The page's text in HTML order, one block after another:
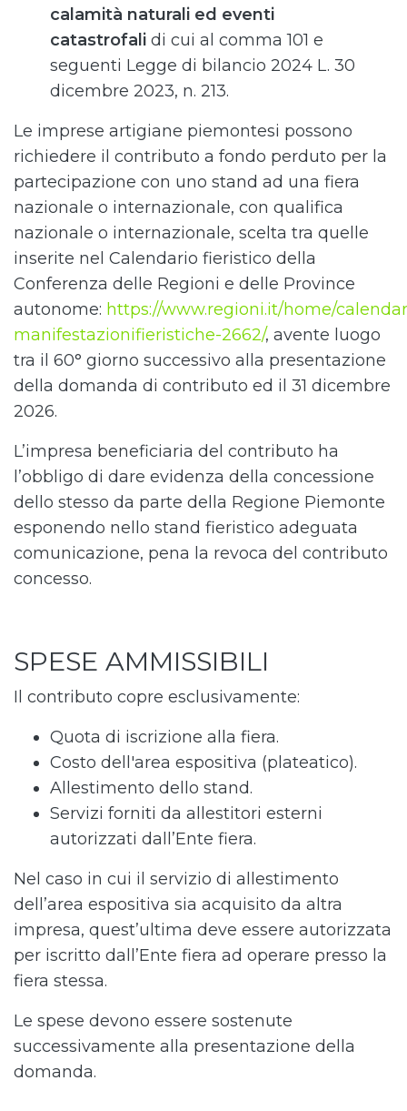
calamità naturali ed eventi
catastrofali di cui al comma 101 e
seguenti Legge di bilancio 2024 L. 30
dicembre 2023, n. 213.
Le imprese artigiane piemontesi possono
richiedere il contributo a fondo perduto per la
partecipazione con uno stand ad una fiera
nazionale o internazionale, con qualifica
nazionale o internazionale, scelta tra quelle
inserite nel Calendario fieristico della
Conferenza delle Regioni e delle Province
autonome: https://www.regioni.it/home/
manifestazionifieristiche-2662/, avente luogo
tra il 60° giorno successivo alla presentazione
della domanda di contributo ed il 31 dicembre
2026.
L’impresa beneficiaria del contributo ha
l’obbligo di dare evidenza della concessione
dello stesso da parte della Regione Piemonte
esponendo nello stand fieristico adeguata
comunicazione, pena la revoca del contributo
concesso.
SPESE AMMISSIBILI
Il contributo copre esclusivamente:
Quota di iscrizione alla fiera.
Costo dell'area espositiva (plateatico).
Allestimento dello stand.
Servizi forniti da allestitori esterni
autorizzati dall’Ente fiera.
Nel caso in cui il servizio di allestimento
dell’area espositiva sia acquisito da altra
impresa, quest’ultima deve essere autorizzata
per iscritto dall’Ente fiera ad operare presso la
fiera stessa.
Le spese devono essere sostenute
successivamente alla presentazione della
domanda.